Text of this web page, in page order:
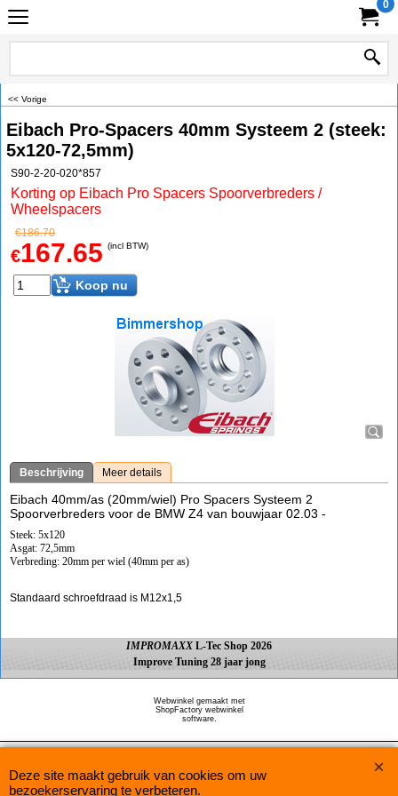
0
<< Vorige
Eibach Pro-Spacers 40mm Systeem 2 (steek:
5x120-72,5mm)
S90-2-20-020*857
Korting op Eibach Pro Spacers Spoorverbreders /
Wheelspacers
€186.70
€167.65 (incl BTW)
Koop nu
Beschrijving Meer details
Eibach 40mm/as (20mm/wiel) Pro Spacers Systeem 2
Spoorverbreders voor de BMW Z4 van bouwjaar 02.03 -
Steek: 5x120
Asgat: 72,5mm
Verbreding: 20mm per wiel (40mm per as)
Standaard schroefdraad is M12x1,5
IMPROMAXX L-Tec Shop 2026
Improve Tuning 28 jaar jong
Webwinkel gemaakt met
ShopFactory webwinkel
software.
Deze site maakt gebruik van cookies om uw
bezoekerservaring te verbeteren.